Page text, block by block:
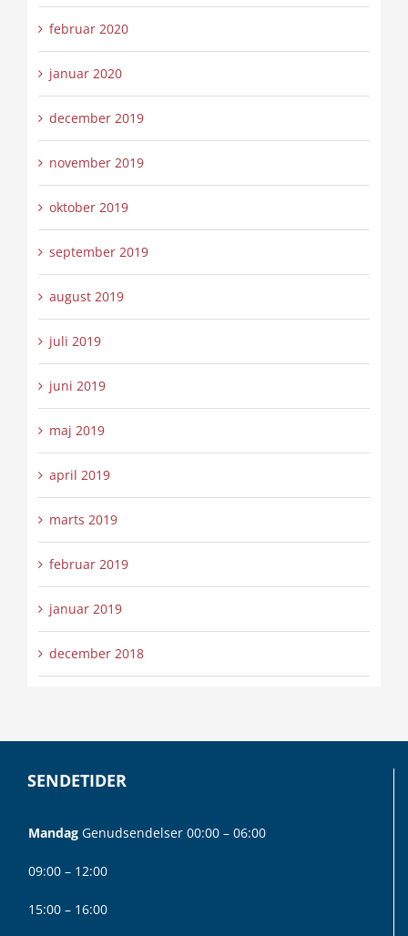
februar 2020
januar 2020
december 2019
november 2019
oktober 2019
september 2019
august 2019
juli 2019
juni 2019
maj 2019
april 2019
marts 2019
februar 2019
januar 2019
december 2018
SENDETIDER
Mandag Genudsendelser 00:00 – 06:00
09:00 – 12:00
15:00 – 16:00